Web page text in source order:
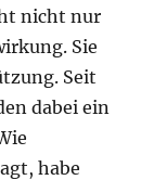
nicht nur
Sie
Seit
dabei ein
habe